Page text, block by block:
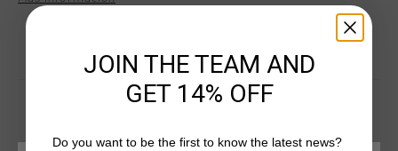
across T-shirt with Cruyff Montserrat branding on chest.
Composition: 95% polyester/5% elastane
JOIN THE TEAM AND
GET 14% OFF
Do you want to be the first to know the latest news?